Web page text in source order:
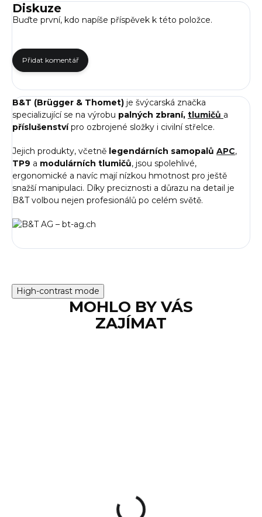
Diskuze
Buďte první, kdo napíše příspěvek k této položce.
Přidat komentář
B&T (Brügger & Thomet) je švýcarská značka
specializující se na výrobu palných zbraní, tlumičů a
příslušenstvípro ozbrojené složky i civilní střelce.
Jejich produkty, včetně legendárních samopalů APC,
TP9 a modulárních tlumičů, jsou spolehlivé,
ergonomické a navíc mají nízkou hmotnost pro ještě
snažší manipulaci. Díky preciznosti a důrazu na detail je
B&T volbou nejen profesionálů po celém světě.
High-contrast mode
MOHLO BY VÁS
ZAJÍMAT